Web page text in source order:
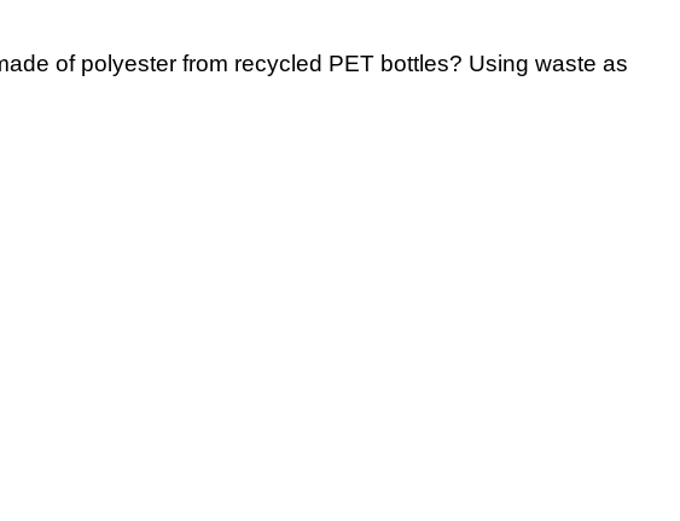
of polyester from recycled PET bottles? Using waste as